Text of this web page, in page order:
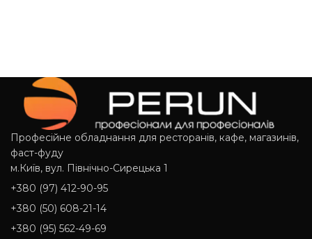
Професійне обладнання для ресторанів, кафе, магазинів,
фаст-фуду
м.Київ, вул. Північно-Сирецька 1
+380 (97) 412-90-95
+380 (50) 608-21-14
+380 (95) 562-49-69